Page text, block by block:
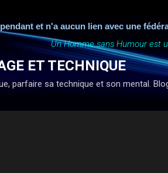
et n'a aucun lien avec une
Un Homme sans Humour est
ET TECHNIQUE
parfaire sa technique et son mental.